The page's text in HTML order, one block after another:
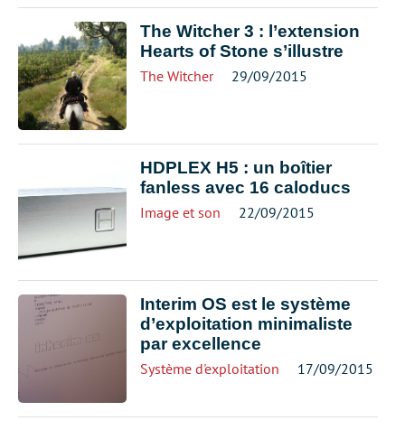
The Witcher 3 : l’extension
Hearts of Stone s’illustre
The Witcher 29/09/2015
HDPLEX H5 : un boîtier
fanless avec 16 caloducs
Image et son 22/09/2015
Interim OS est le système
d’exploitation minimaliste
par excellence
Système d'exploitation 17/09/2015